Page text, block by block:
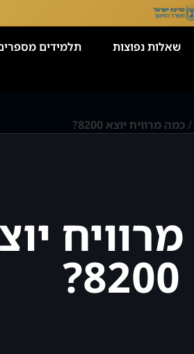
שאלות נפוצות תלמידים
/כמה מרוויח יוצא 8200?
8200?